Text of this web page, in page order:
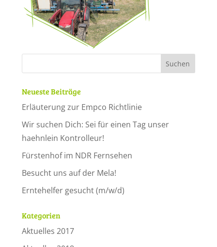
Neueste Beiträge
Erläuterung zur Empco Richtlinie
Wir suchen Dich: Sei für einen Tag unser
haehnlein Kontrolleur!
Fürstenhof im NDR Fernsehen
Besucht uns auf der Mela!
Erntehelfer gesucht (m/w/d)
Kategorien
Aktuelles 2017